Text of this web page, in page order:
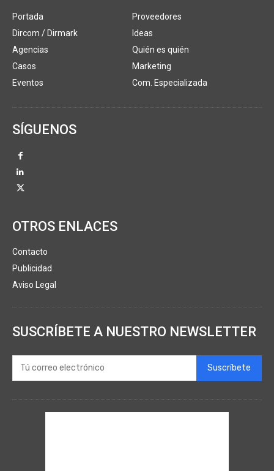
Portada
Dircom / Dirmark
Agencias
Casos
Eventos
Proveedores
Ideas
Quién es quién
Marketing
Com. Especializada
SÍGUENOS
OTROS ENLACES
Contacto
Publicidad
Aviso Legal
SUSCRÍBETE A NUESTRO NEWSLETTER
Suscríbete